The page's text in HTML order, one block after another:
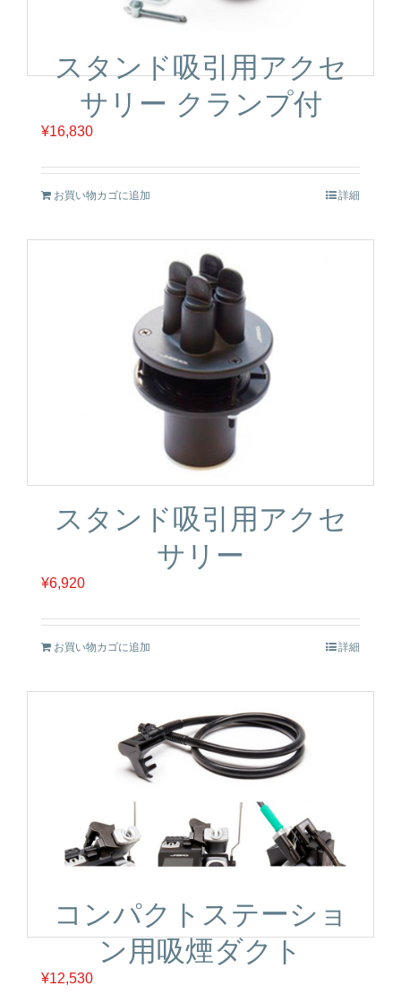
スタンド吸引用アクセ
サリー クランプ付
¥16,830
お買い物カゴに追加 詳細
スタンド吸引用アクセ
サリー
¥6,920
お買い物カゴに追加 詳細
コンパクトステーショ
ン用吸煙ダクト
¥12,530